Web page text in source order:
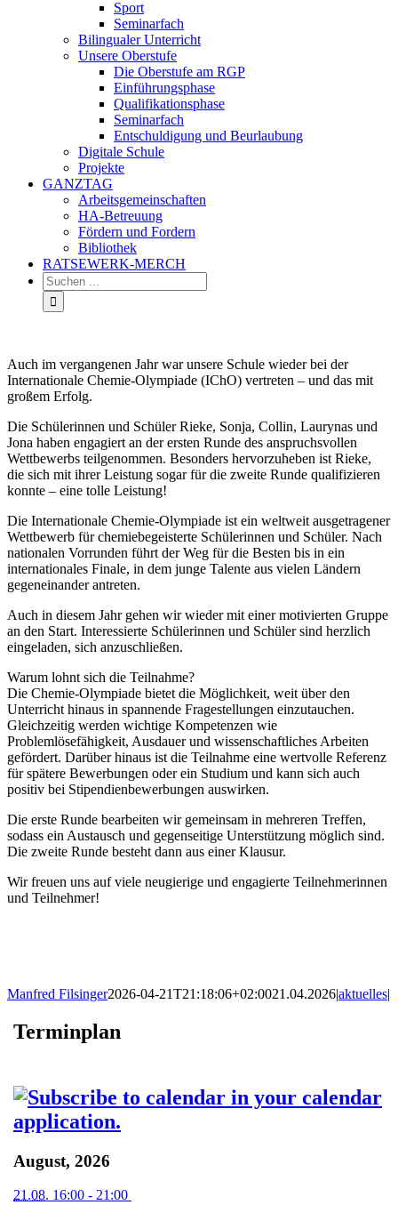
Sport
Seminarfach
Bilingualer Unterricht
Unsere Oberstufe
Die Oberstufe am RGP
Einführungsphase
Qualifikationsphase
Seminarfach
Entschuldigung und Beurlaubung
Digitale Schule
Projekte
GANZTAG
Arbeitsgemeinschaften
HA-Betreuung
Fördern und Fordern
Bibliothek
RATSEWERK-MERCH
Auch im vergangenen Jahr war unsere Schule wieder bei der
Internationale Chemie-Olympiade (IChO) vertreten – und das mit
großem Erfolg.
Die Schülerinnen und Schüler Rieke, Sonja, Collin, Laurynas und
Jona haben engagiert an der ersten Runde des anspruchsvollen
Wettbewerbs teilgenommen. Besonders hervorzuheben ist Rieke,
die sich mit ihrer Leistung sogar für die zweite Runde qualifizieren
konnte – eine tolle Leistung!
Die Internationale Chemie-Olympiade ist ein weltweit ausgetragener
Wettbewerb für chemiebegeisterte Schülerinnen und Schüler. Nach
nationalen Vorrunden führt der Weg für die Besten bis in ein
internationales Finale, in dem junge Talente aus vielen Ländern
gegeneinander antreten.
Auch in diesem Jahr gehen wir wieder mit einer motivierten Gruppe
an den Start. Interessierte Schülerinnen und Schüler sind herzlich
eingeladen, sich anzuschließen.
Warum lohnt sich die Teilnahme?
Die Chemie-Olympiade bietet die Möglichkeit, weit über den
Unterricht hinaus in spannende Fragestellungen einzutauchen.
Gleichzeitig werden wichtige Kompetenzen wie
Problemlösefähigkeit, Ausdauer und wissenschaftliches Arbeiten
gefördert. Darüber hinaus ist die Teilnahme eine wertvolle Referenz
für spätere Bewerbungen oder ein Studium und kann sich auch
positiv bei Stipendienbewerbungen auswirken.
Die erste Runde bearbeiten wir gemeinsam in mehreren Treffen,
sodass ein Austausch und gegenseitige Unterstützung möglich sind.
Die zweite Runde besteht dann aus einer Klausur.
Wir freuen uns auf viele neugierige und engagierte Teilnehmerinnen
und Teilnehmer!
Manfred Filsinger2026-04-21T21:18:06+02:0021.04.2026|aktuelles|
Terminplan
August, 2026
21.08. 16:00 - 21:00